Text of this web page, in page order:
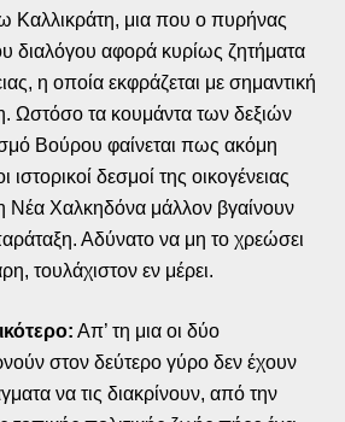
Καλλικράτη, μια που ο πυρήνας
διαλόγου αφορά κυρίως ζητήματα
η οποία εκφράζεται με σημαντική
Ωστόσο τα κουμάντα των δεξιών
Βούρου φαίνεται πως ακόμη
δεσμοί της οικογένειας
Νέα Χαλκηδόνα μάλλον βγαίνουν
Αδύνατο να μη το χρεώσει
τουλάχιστον εν μέρει.
Απ’ τη μια οι δύο
στον δεύτερο γύρο δεν έχουν
να τις διακρίνουν, από την